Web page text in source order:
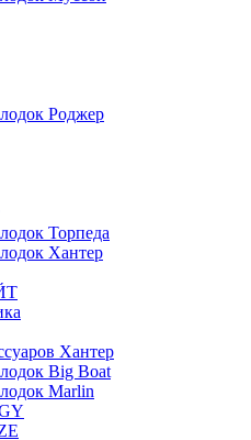
Роджер
Торпеда
Хантер
Хантер
Big Boat
Marlin